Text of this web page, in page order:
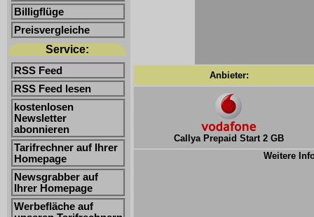
Billigflüge
Preisvergleiche
Service:
RSS Feed
RSS Feed lesen
kostenlosen
Newsletter
abonnieren
Tarifrechner auf Ihrer
Homepage
Newsgrabber auf
Ihrer Homepage
Werbefläche auf
Anbieter:
Callya Prepaid Start 2 GB
Weitere